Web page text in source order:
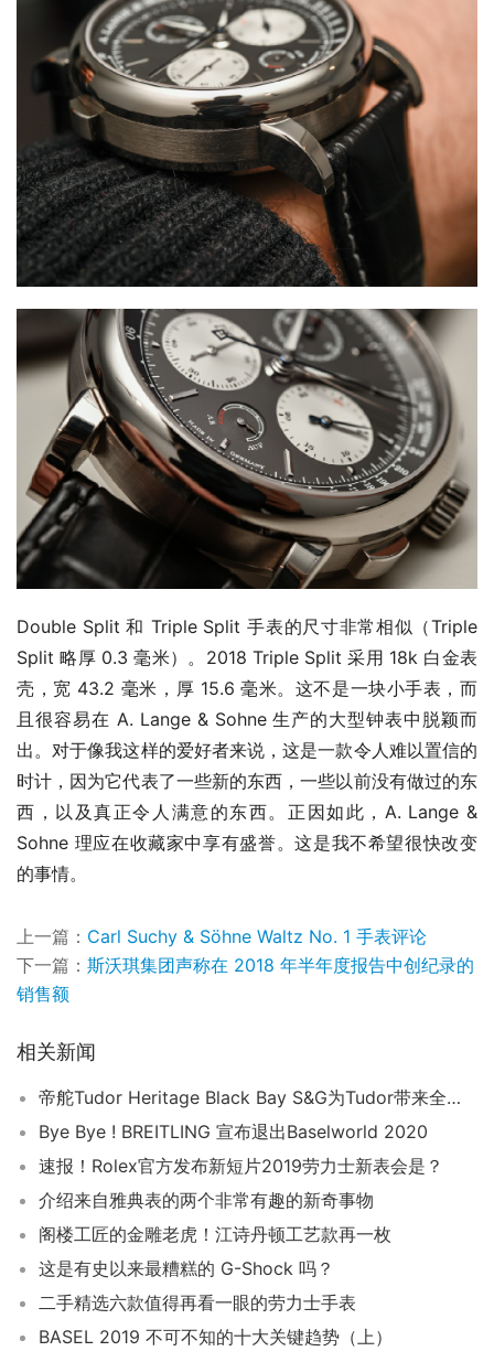
Double Split 和 Triple Split 手表的尺寸非常相似（Triple
Split 略厚 0.3 毫米）。2018 Triple Split 采用 18k 白金表
壳，宽 43.2 毫米，厚 15.6 毫米。这不是一块小手表，而
且很容易在 A. Lange & Sohne 生产的大型钟表中脱颖而
出。对于像我这样的爱好者来说，这是一款令人难以置信的
时计，因为它代表了一些新的东西，一些以前没有做过的东
西，以及真正令人满意的东西。正因如此，A. Lange &
Sohne 理应在收藏家中享有盛誉。这是我不希望很快改变
的事情。
上一篇： Carl Suchy & Söhne Waltz No. 1 手表评论
下一篇： 斯沃琪集团声称在 2018 年半年度报告中创纪录的
销售额
相关新闻
帝舵Tudor Heritage Black Bay S&G为Tudor带来全新的焦点
Bye Bye ! BREITLING 宣布退出Baselworld 2020
速报！Rolex官方发布新短片2019劳力士新表会是？
介绍来自雅典表的两个非常有趣的新奇事物
阁楼工匠的金雕老虎！江诗丹顿工艺款再一枚
这是有史以来最糟糕的 G-Shock 吗？
二手精选六款值得再看一眼的劳力士手表
BASEL 2019 不可不知的十大关键趋势（上）